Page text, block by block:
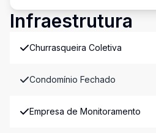
Infraestrutura
Churrasqueira Coletiva
Condomínio Fechado
Empresa de Monitoramento